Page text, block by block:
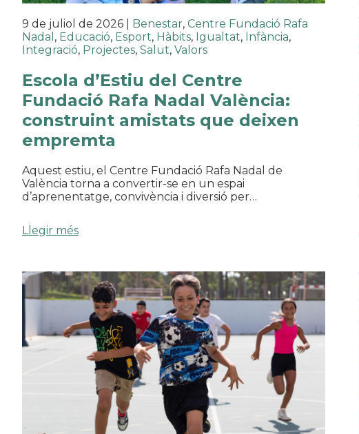
9 de juliol de 2026 Benestar, Centre Fundació Rafa
Nadal , Educació, Esport, Hàbits, Igualtat, Infància,
Integració, Projectes, Salut, Valors
Escola d’Estiu del Centre
Fundació Rafa Nadal València:
construint amistats que deixen
empremta
Aquest estiu, el Centre Fundació Rafa Nadal de
València torna a convertir-se en un espai
d’aprenentatge, convivència i diversió per…
Llegir més